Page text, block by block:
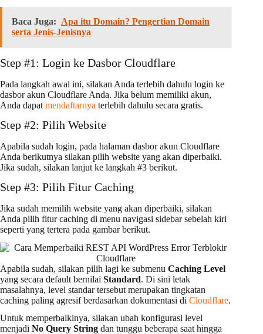
Baca Juga: Apa itu Domain? Pengertian Domain
serta Jenis-Jenisnya
Step #1: Login ke Dasbor Cloudflare
Pada langkah awal ini, silakan Anda terlebih dahulu login ke
dasbor akun Cloudflare Anda. Jika belum memiliki akun,
Anda dapat mendaftarnya terlebih dahulu secara gratis.
Step #2: Pilih Website
Apabila sudah login, pada halaman dasbor akun Cloudflare
Anda berikutnya silakan pilih website yang akan diperbaiki.
Jika sudah, silakan lanjut ke langkah #3 berikut.
Step #3: Pilih Fitur Caching
Jika sudah memilih website yang akan diperbaiki, silakan
Anda pilih fitur caching di menu navigasi sidebar sebelah kiri
seperti yang tertera pada gambar berikut.
Apabila sudah, silakan pilih lagi ke submenu Caching Level
yang secara default bernilai Standard. Di sini letak
masalahnya, level standar tersebut merupakan tingkatan
caching paling agresif berdasarkan dokumentasi di Cloudflare.
Untuk memperbaikinya, silakan ubah konfigurasi level
menjadi No Query String dan tunggu beberapa saat hingga